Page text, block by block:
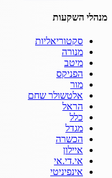
מנהלי השקעות
סקטוריאליות
מנורה
מיטב
הפניקס
מור
אלטשולר שחם
הראל
כלל
מגדל
הכשרה
איילון
אי.די.אי
אינפיניטי